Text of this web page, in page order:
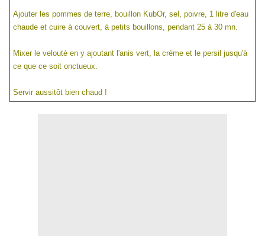
Ajouter les pommes de terre, bouillon KubOr, sel, poivre, 1 litre d'eau
chaude et cuire à couvert, à petits bouillons, pendant 25 à 30 mn.
Mixer le velouté en y ajoutant l'anis vert, la crème et le persil jusqu'à
ce que ce soit onctueux.
Servir aussitôt bien chaud !